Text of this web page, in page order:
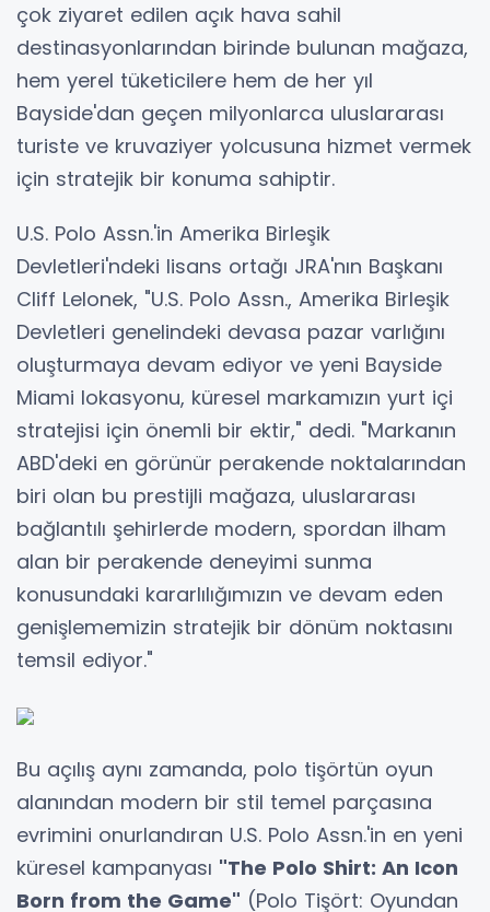
çok ziyaret edilen açık hava sahil
destinasyonlarından birinde bulunan mağaza,
hem yerel tüketicilere hem de her yıl
Bayside'dan geçen milyonlarca uluslararası
turiste ve kruvaziyer yolcusuna hizmet vermek
için stratejik bir konuma sahiptir.
U.S. Polo Assn.'in Amerika Birleşik
Devletleri'ndeki lisans ortağı JRA'nın Başkanı
Cliff Lelonek, "U.S. Polo Assn., Amerika Birleşik
Devletleri genelindeki devasa pazar varlığını
oluşturmaya devam ediyor ve yeni Bayside
Miami lokasyonu, küresel markamızın yurt içi
stratejisi için önemli bir ektir," dedi. "Markanın
ABD'deki en görünür perakende noktalarından
biri olan bu prestijli mağaza, uluslararası
bağlantılı şehirlerde modern, spordan ilham
alan bir perakende deneyimi sunma
konusundaki kararlılığımızın ve devam eden
genişlememizin stratejik bir dönüm noktasını
temsil ediyor."
Bu açılış aynı zamanda, polo tişörtün oyun
alanından modern bir stil temel parçasına
evrimini onurlandıran U.S. Polo Assn.'in en yeni
küresel kampanyası "The Polo Shirt: An Icon
Born from the Game" (Polo Tişört: Oyundan